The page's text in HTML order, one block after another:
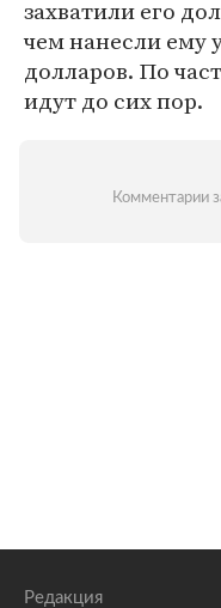
захватили его
чем нанесли ему
долларов. По
идут до сих пор.
Комментарии
Редакция